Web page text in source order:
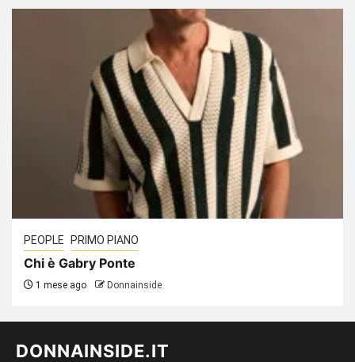
PEOPLE PRIMO PIANO
Chi è Gabry Ponte
1 mese ago Donnainside
DONNAINSIDE.IT